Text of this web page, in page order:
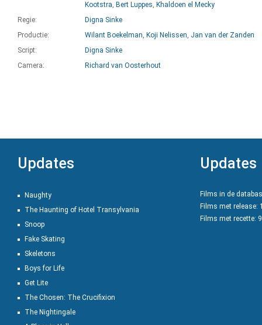
Kootstra, Bert Luppes, Khaldoen el Mecky
Regie:
Digna Sinke
Productie:
Wilant Boekelman, Koji Nelissen, Jan van der Zanden
Script:
Digna Sinke
Camera:
Richard van Oosterhout
Updates
Naughty
The Haunting of Hotel Transylvania
Snoop
Fake Skating
Skeletons
Boys for Life
Get Lite
The Chosen: The Crucifixion
The Nightingale
Updates
Films in de
Films met release:
Films met recette: